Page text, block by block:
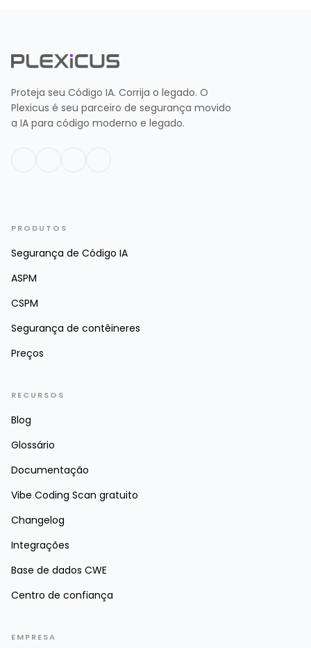
Proteja seu Código IA. Corrija o legado. O
Plexicus é seu parceiro de segurança movido
a IA para código moderno e legado.
PRODUTOS
Segurança de Código IA
ASPM
CSPM
Segurança de contêineres
Preços
RECURSOS
Blog
Glossário
Documentação
Vibe Coding Scan gratuito
Changelog
Integrações
Base de dados CWE
Centro de confiança
EMPRESA